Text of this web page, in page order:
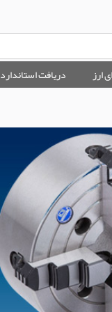
ارز دریافت استاندارد CE